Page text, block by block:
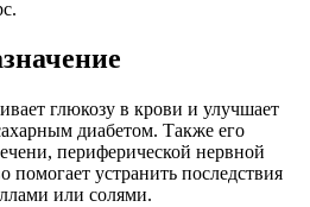
глюкозу в крови и улучшает
диабетом. Также его
периферической нервной
помогает устранить последствия
или солями.